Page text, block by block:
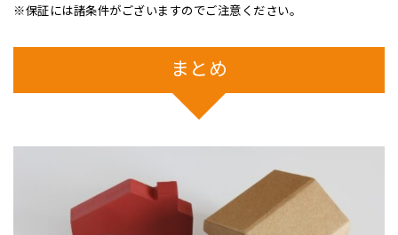
※保証には諸条件がございますのでご注意ください。
まとめ